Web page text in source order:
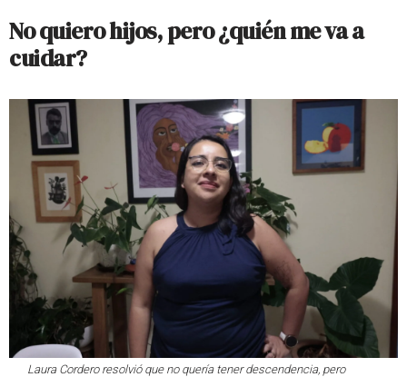
No quiero hijos, pero ¿quién me va a
cuidar?
Laura Cordero resolvió que no quería tener descendencia, pero